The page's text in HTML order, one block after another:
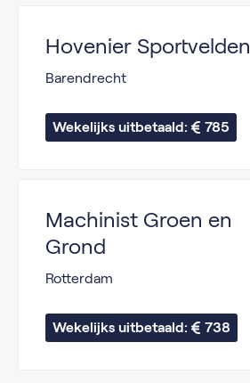
Hovenier Sportvelden
Barendrecht
Wekelijks uitbetaald: 785
Machinist Groen en
Grond
Rotterdam
Wekelijks uitbetaald: 738